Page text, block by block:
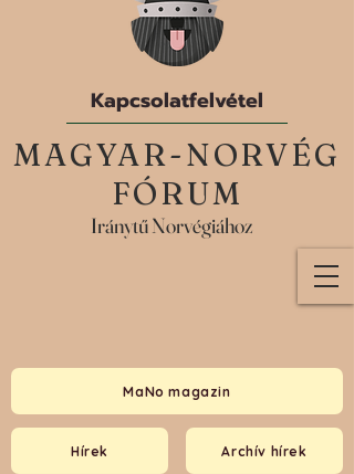
MAGYAR-NORVÉG
FÓRUM
Iránytű Norvégiához
Hírek
MaNo magazin
Archív hírek
Kapcsolatfelvétel